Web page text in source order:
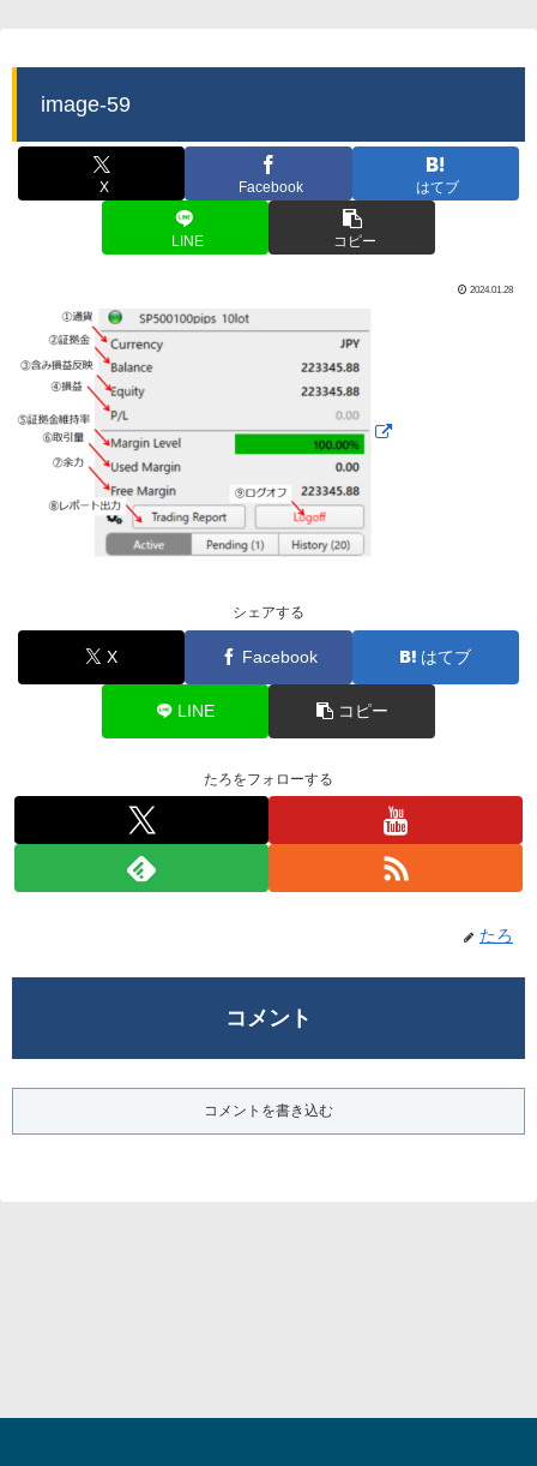
image-59
X Facebook はてブ
LINE コピー
2024.01.28
シェアする
X Facebook はてブ
LINE コピー
たろをフォローする
たろ
コメント
コメントを書き込む